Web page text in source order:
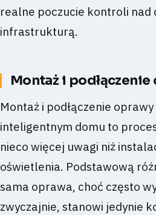
realne poczucie kontroli nad
infrastrukturą.
Montaż i
Montaż i podłączenie
inteligentnym domu to
nieco więcej uwagi niż
oświetlenia. Podstawową
sama oprawa, choć często
zwyczajnie, stanowi jedynie